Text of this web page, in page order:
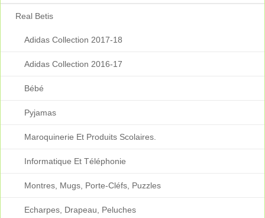
Real Betis
Adidas Collection 2017-18
Adidas Collection 2016-17
Bébé
Pyjamas
Maroquinerie Et Produits Scolaires.
Informatique Et Téléphonie
Montres, Mugs, Porte-Cléfs, Puzzles
Echarpes, Drapeau, Peluches